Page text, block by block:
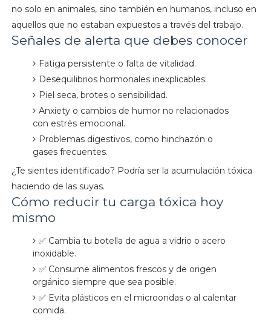
no solo en animales, sino también en humanos, incluso en
aquellos que no estaban expuestos a través del trabajo.
Señales de alerta que debes conocer
Fatiga persistente o falta de vitalidad.
Desequilibrios hormonales inexplicables.
Piel seca, brotes o sensibilidad.
Anxiety o cambios de humor no relacionados
con estrés emocional.
Problemas digestivos, como hinchazón o
gases frecuentes.
¿Te sientes identificado? Podría ser la acumulación tóxica
haciendo de las suyas.
Cómo reducir tu carga tóxica hoy
mismo
✅ Cambia tu botella de agua a vidrio o acero
inoxidable.
✅ Consume alimentos frescos y de origen
orgánico siempre que sea posible.
✅ Evita plásticos en el microondas o al calentar
comida.